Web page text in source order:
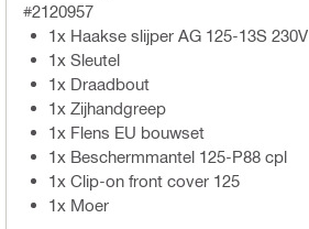
#2120957
1x Haakse slijper AG 125-13S 230V
1x Sleutel
1x Draadbout
1x Zijhandgreep
1x Flens EU bouwset
1x Beschermmantel 125-P88 cpl
1x Clip-on front cover 125
1x Moer